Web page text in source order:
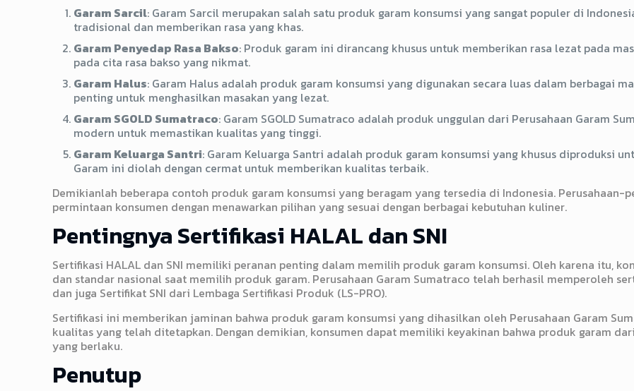
Garam Sarcil: Garam Sarcil merupakan salah satu produk garam konsumsi yang sangat populer di
tradisional dan memberikan rasa yang khas.
Garam Penyedap Rasa Bakso: Produk garam ini dirancang khusus untuk memberikan rasa lezat pada
pada cita rasa bakso yang nikmat.
Garam Halus: Garam Halus adalah produk garam konsumsi yang digunakan secara luas dalam berbagai
penting untuk menghasilkan masakan yang lezat.
Garam SGOLD Sumatraco: Garam SGOLD Sumatraco adalah produk unggulan dari Perusahaan Garam
modern untuk memastikan kualitas yang tinggi.
Garam Keluarga Santri: Garam Keluarga Santri adalah produk garam konsumsi yang khusus diproduksi
Garam ini diolah dengan cermat untuk memberikan kualitas terbaik.
Demikianlah beberapa contoh produk garam konsumsi yang beragam yang tersedia di Indonesia. Perusahaan-
permintaan konsumen dengan menawarkan pilihan yang sesuai dengan berbagai kebutuhan kuliner.
Pentingnya Sertifikasi HALAL dan SNI
Sertifikasi HALAL dan SNI memiliki peranan penting dalam memilih produk garam konsumsi. Oleh karena itu,
dan standar nasional saat memilih produk garam. Perusahaan Garam Sumatraco telah berhasil memperoleh
dan juga Sertifikat SNI dari Lembaga Sertifikasi Produk (LS-PRO).
Sertifikasi ini memberikan jaminan bahwa produk garam konsumsi yang dihasilkan oleh Perusahaan Garam
kualitas yang telah ditetapkan. Dengan demikian, konsumen dapat memiliki keyakinan bahwa produk garam
yang berlaku.
Penutup